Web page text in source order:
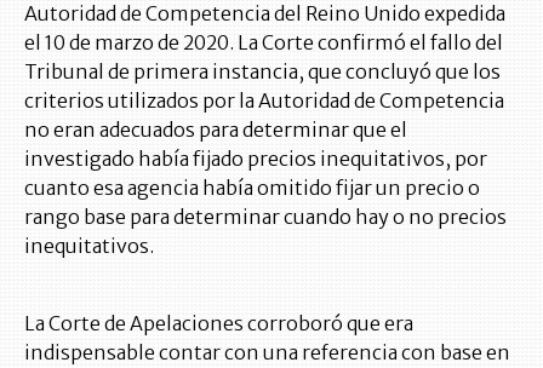
Autoridad de Competencia del Reino Unido expedida
el 10 de marzo de 2020. La Corte confirmó el fallo del
Tribunal de primera instancia, que concluyó que los
criterios utilizados por la Autoridad de Competencia
no eran adecuados para determinar que el
investigado había fijado precios inequitativos, por
cuanto esa agencia había omitido fijar un precio o
rango base para determinar cuando hay o no precios
inequitativos.
La Corte de Apelaciones corroboró que era
indispensable contar con una referencia con base en